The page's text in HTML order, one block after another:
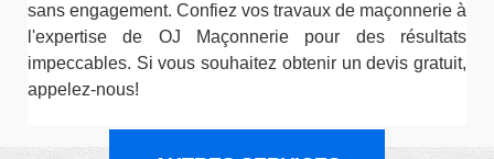
sans engagement. Confiez vos travaux de maçonnerie à
l'expertise de OJ Maçonnerie pour des résultats
impeccables. Si vous souhaitez obtenir un devis gratuit,
appelez-nous!